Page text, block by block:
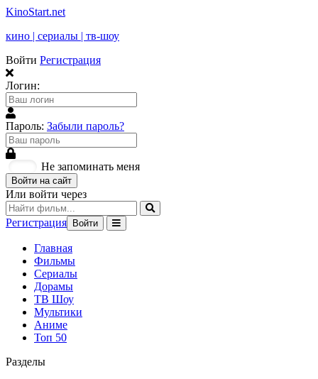
KinoStart.net
кино | сериалы | тв-шоу
Войти Регистрация
Логин:
Пароль: Забыли пароль?
Не запоминать меня
Войти на сайт
Или войти через
Регистрация Войти
Главная
Фильмы
Сериалы
Дорамы
ТВ Шоу
Мультики
Аниме
Топ 50
Разделы